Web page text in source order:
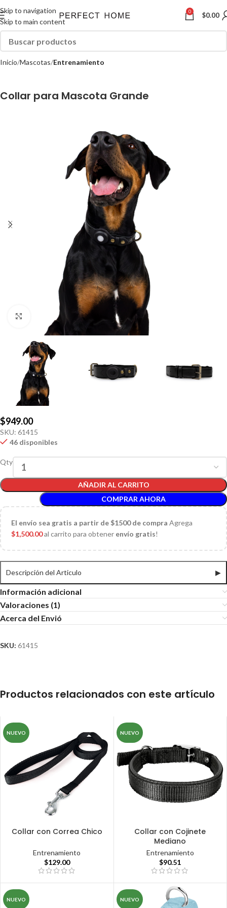
Skip to navigation
Skip to main content
0 $0.00
Inicio Mascotas Entrenamiento
Collar para Mascota Grande
Click to enlarge
$949.00
SKU: 61415
46 disponibles
Qty
AÑADIR AL CARRITO
COMPRAR AHORA
El envío sea gratis a partir de $1500 de compra Agrega
$1,500.00al carrito para obtener envío gratis!
Descripción del Articulo ▶
Información adicional
Valoraciones (1)
Acerca del Envió
SKU: 61415
Productos relacionados con este artículo
NUEVO
Collar con Correa Chico
Entrenamiento
$129.00
NUEVO
Collar con Cojinete
Mediano
Entrenamiento
$90.51
NUEVO NUEVO